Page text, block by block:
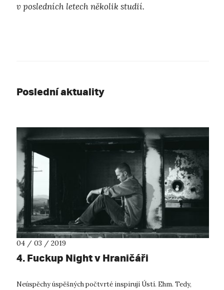
v posledních letech několik studií.
Poslední aktuality
04 / 03 / 2019
4. Fuckup Night v Hraničáři
Neúspěchy úspěšných počtvrté inspirují Ústí. Ehm. Tedy,